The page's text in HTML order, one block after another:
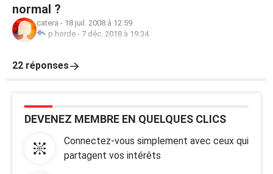
normal ?
catera - 18 juil. 2008 à 12:59
p.horde - 7 déc. 2018 à 19:34
22 réponses
DEVENEZ MEMBRE EN QUELQUES CLICS
Connectez-vous simplement avec ceux qui
partagent vos intérêts